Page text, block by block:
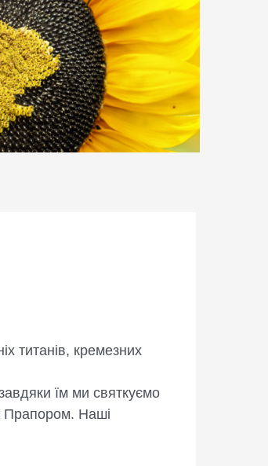
титанів, кремезних
їм ми святкуємо
Прапором. Наші